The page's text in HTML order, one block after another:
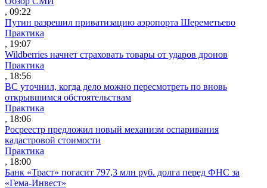
, 09:22
Путин разрешил приватизацию аэропорта Шереметьево
Практика
, 19:07
Wildberries начнет страховать товары от ударов дронов
Практика
, 18:56
ВС уточнил, когда дело можно пересмотреть по вновь
открывшимся обстоятельствам
Практика
, 18:06
Росреестр предложил новый механизм оспаривания
кадастровой стоимости
Практика
, 18:00
Банк «Траст» погасит 797,3 млн руб. долга перед ФНС за
«Гема-Инвест»